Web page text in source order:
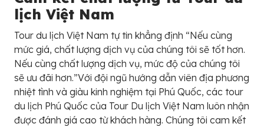
lịch Việt Nam
Tour du lịch Việt Nam tự tin khẳng định “Nếu cùng
mức giá, chất lượng dịch vụ của chúng tôi sẽ tốt hơn.
Nếu cùng chất lượng dịch vụ, mức độ của chúng tôi
sẽ ưu đãi hơn.”Với đội ngũ hướng dẫn viên địa phương
nhiệt tình và giàu kinh nghiệm tại Phú Quốc, các tour
du lịch Phú Quốc của Tour Du lịch Việt Nam luôn nhận
được đánh giá cao từ khách hàng. Chúng tôi cam kết